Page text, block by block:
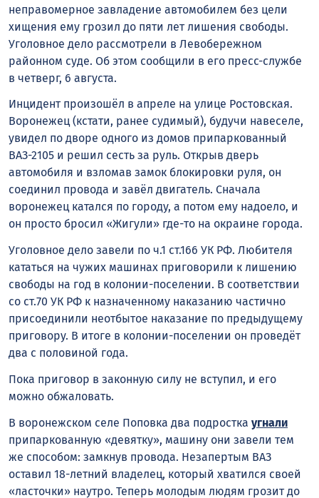
неправомерное завладение автомобилем без цели
хищения ему грозил до пяти лет лишения свободы.
Уголовное дело рассмотрели в Левобережном
районном суде. Об этом сообщили в его пресс-службе
в четверг, 6 августа.
Инцидент произошёл в апреле на улице Ростовская.
Воронежец (кстати, ранее судимый), будучи навеселе,
увидел по дворе одного из домов припаркованный
ВАЗ-2105 и решил сесть за руль. Открыв дверь
автомобиля и взломав замок блокировки руля, он
соединил провода и завёл двигатель. Сначала
воронежец катался по городу, а потом ему надоело, и
он просто бросил «Жигули» где-то на окраине города.
Уголовное дело завели по ч.1 ст.166 УК РФ. Любителя
кататься на чужих машинах приговорили к лишению
свободы на год в колонии-поселении. В соответствии
со ст.70 УК РФ к назначенному наказанию частично
присоединили неотбытое наказание по предыдущему
приговору. В итоге в колонии-поселении он проведёт
два с половиной года.
Пока приговор в законную силу не вступил, и его
можно обжаловать.
В воронежском селе Поповка два подростка угнали
припаркованную «девятку», машину они завели тем
же способом: замкнув провода. Незапертым ВАЗ
оставил 18-летний владелец, который хватился своей
«ласточки» наутро. Теперь молодым людям грозит до